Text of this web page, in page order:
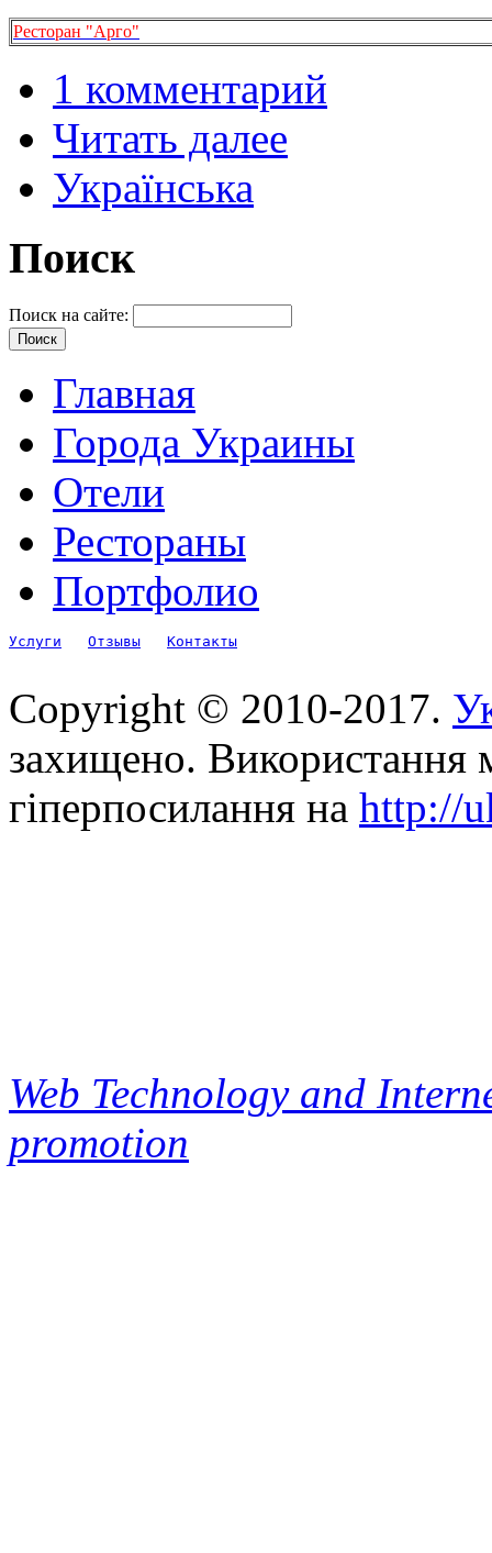
Ресторан "Арго"
1 комментарий
Читать далее
Українська
Поиск
Поиск на сайте:
Главная
Города Украины
Отели
Рестораны
Портфолио
Услуги Отзывы Контакты
Copyright © 2010-2017.
захищено. Використання
гіперпосилання на http://
Web Technology and
promotion